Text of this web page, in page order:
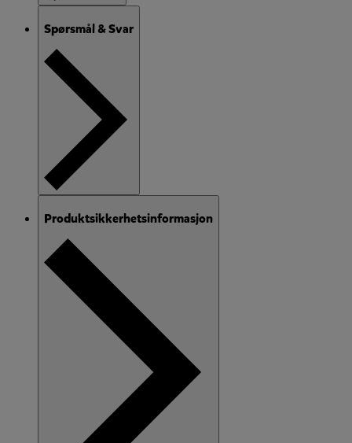
Spørsmål & Svar
Produktsikkerhetsinformasjon